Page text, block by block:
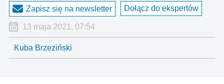
Zapisz się na newsletter Dołącz do ekspertów
13 maja 2021, 07:54
Kuba Brzeziński